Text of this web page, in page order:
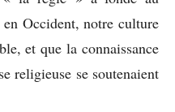
Occident, notre culture
et que la connaissance
religieuse se soutenaient